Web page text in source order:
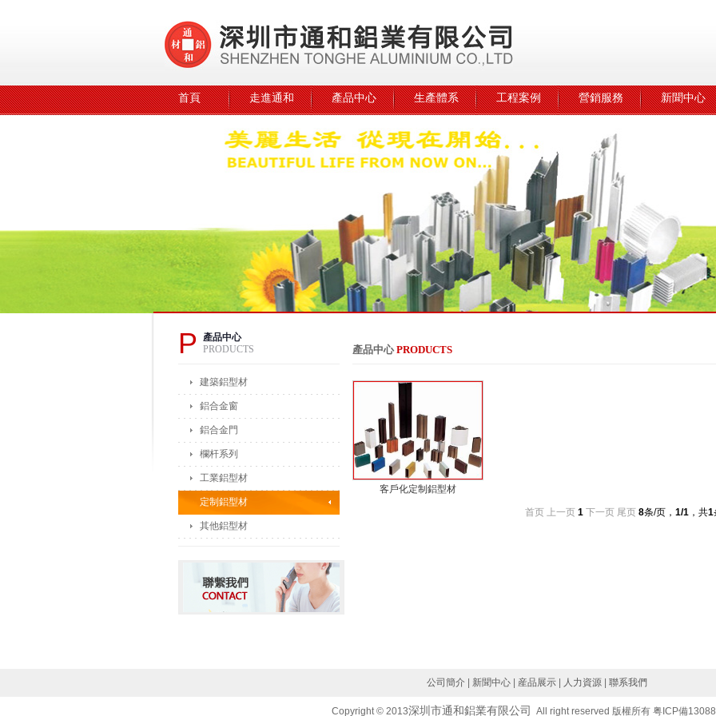
首頁 走進通和 產品中心 生產體系 工程案例 營銷服務 新聞中心
P
產品中心
PRODUCTS
建築鋁型材
鋁合金窗
鋁合金門
欄杆系列
工業鋁型材
定制鋁型材
其他鋁型材
產品中心PRODUCTS
客戶化定制鋁型材
首页 上一页 1 下一页 尾页 8条/页， 1/1 ，共1
公司簡介 新聞中心 産品展示 人力資源 聯系我們
Copyright © 2013深圳市通和鋁業有限公司 All right reserved 版權所有 粤ICP備